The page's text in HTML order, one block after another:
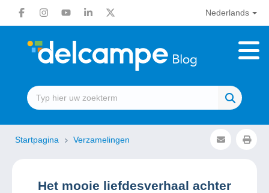
Nederlands
Startpagina Verzamelingen
Het mooie liefdesverhaal achter